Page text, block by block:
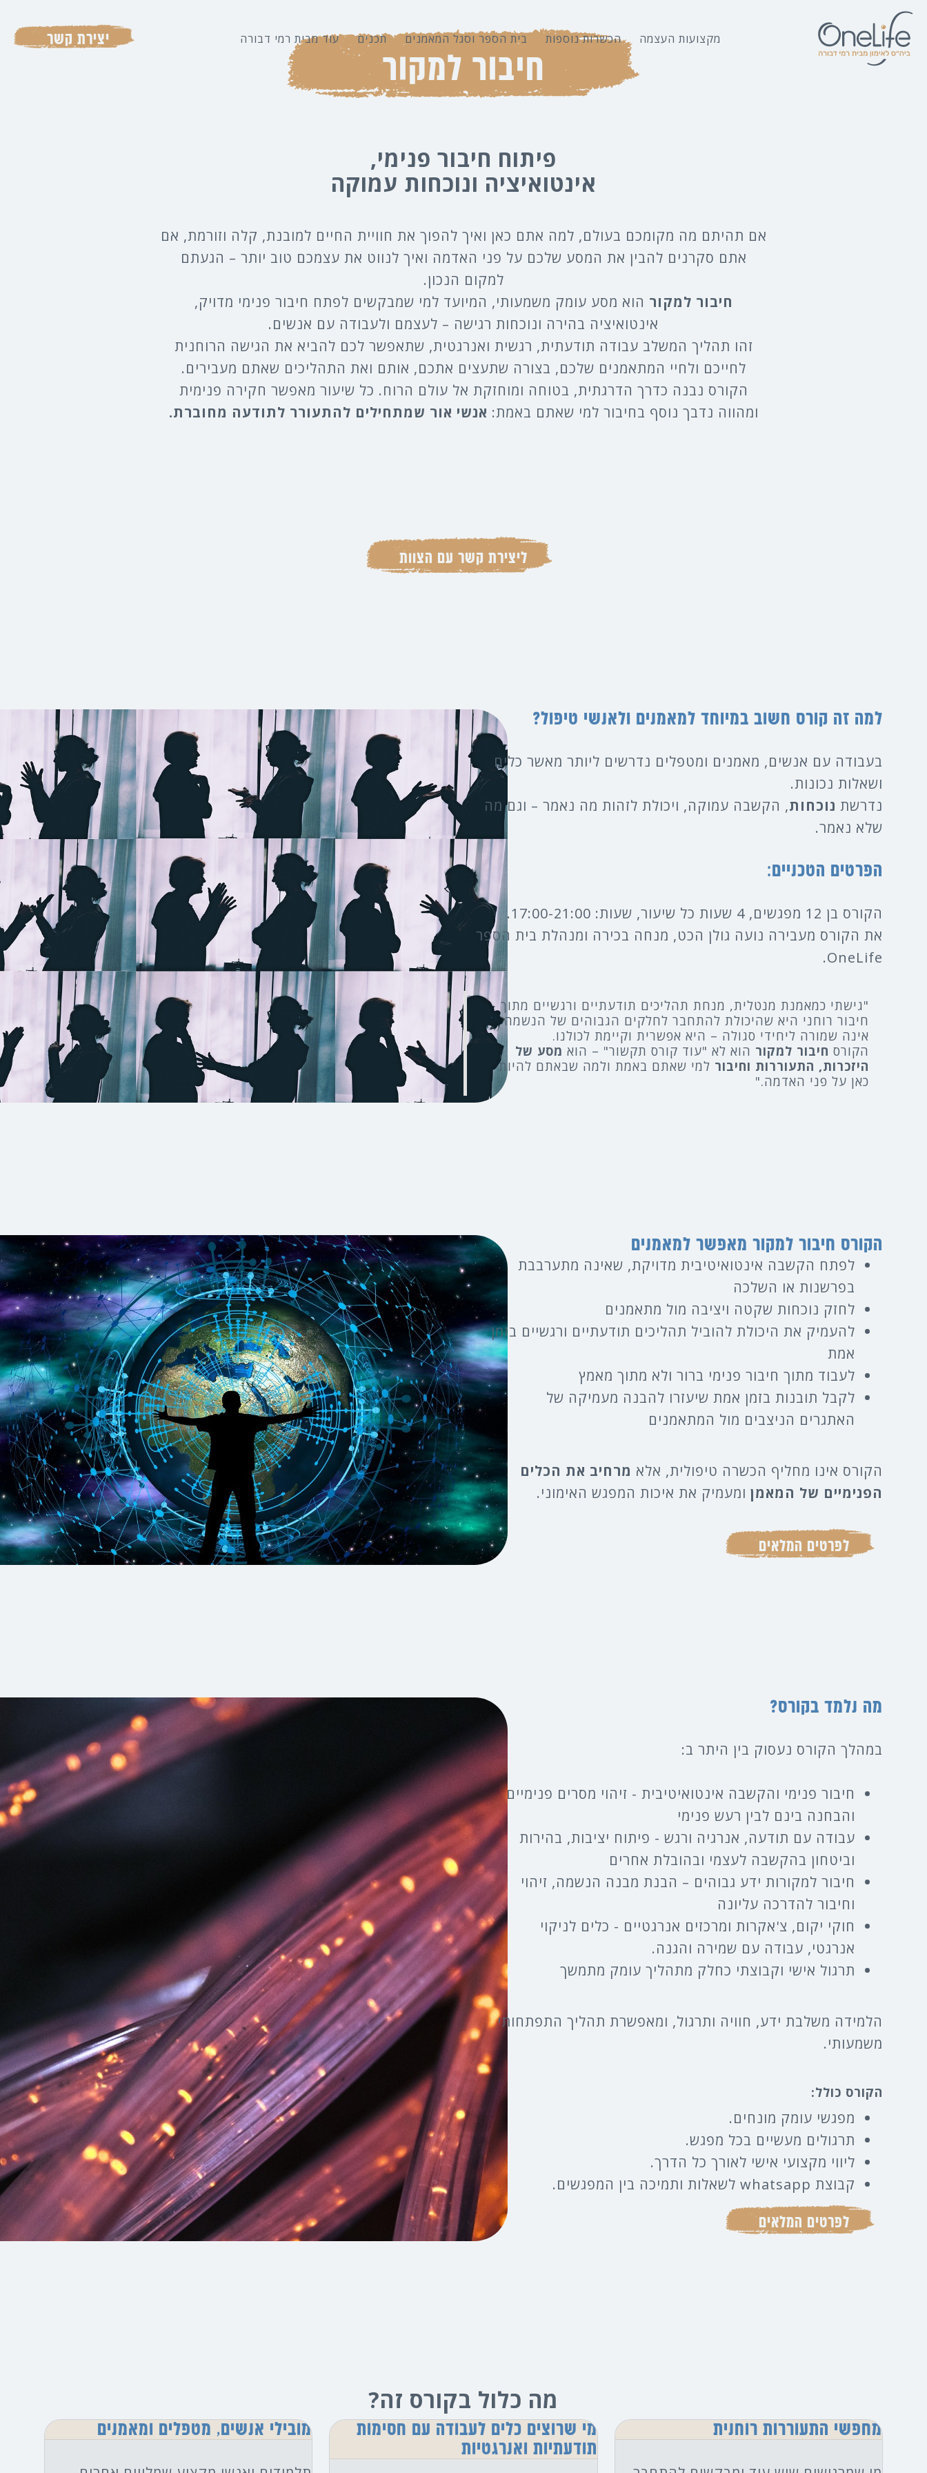
מקצועות העצמה הכשרות נוספות בית הספר וסגל המאמנים תכנים עוד מבית רמי דבורה יצירת קשר
חיבור למקור
פיתוח חיבור פנימי,
אינטואיציה ונוכחות עמוקה
אם תהיתם מה מקומכם בעולם, למה אתם כאן ואיך להפוך את חוויית החיים למובנת, קלה וזורמת, אם
אתם סקרנים להבין את המסע שלכם על פני האדמה ואיך לנווט את עצמכם טוב יותר – הגעתם
למקום הנכון.
חיבור למקור הוא מסע עומק משמעותי, המיועד למי שמבקשים לפתח חיבור פנימי מדויק,
אינטואיציה בהירה ונוכחות רגישה – לעצמם ולעבודה עם אנשים.
זהו תהליך המשלב עבודה תודעתית, רגשית ואנרגטית, שתאפשר לכם להביא את הגישה הרוחנית
לחייכם ולחיי המתאמנים שלכם, בצורה שתעצים אתכם, אותם ואת התהליכים שאתם מעבירים.
הקורס נבנה כדרך הדרגתית, בטוחה ומוחזקת אל עולם הרוח. כל שיעור מאפשר חקירה פנימית
ומהווה נדבך נוסף בחיבור למי שאתם באמת: אנשי אור שמתחילים להתעורר לתודעה מחוברת.
ליצירת קשר עם הצוות
למה זה קורס חשוב במיוחד למאמנים ולאנשי טיפול?
בעבודה עם אנשים, מאמנים ומטפלים נדרשים ליותר מאשר כלים
ושאלות נכונות.
נדרשת נוכחות, הקשבה עמוקה, ויכולת לזהות מה נאמר – וגם מה
שלא נאמר.
הפרטים הטכניים:
הקורס בן 12 מפגשים, 4 שעות כל שיעור, שעות: 17:00-21:00.
את הקורס מעבירה נועה גולן הכט, מנחה בכירה ומנהלת בית הספר
OneLife.
"גישתי כמאמנת מנטלית, מנחת תהליכים תודעתיים ורגשיים מתוך
חיבור רוחני היא שהיכולת להתחבר לחלקים הגבוהים של הנשמה
אינה שמורה ליחידי סגולה – היא אפשרית וקיימת לכולנו.
הקורס חיבור למקור הוא לא "עוד קורס תקשור" – הוא מסע של
היזכרות, התעוררות וחיבור למי שאתם באמת ולמה שבאתם להיות
כאן על פני האדמה."
הקורס חיבור למקור מאפשר למאמנים
לפתח הקשבה אינטואיטיבית מדויקת, שאינה מתערבבת
בפרשנות או השלכה
לחזק נוכחות שקטה ויציבה מול מתאמנים
להעמיק את היכולת להוביל תהליכים תודעתיים ורגשיים בזמן
אמת
לעבוד מתוך חיבור פנימי ברור ולא מתוך מאמץ
לקבל תובנות בזמן אמת שיעזרו להבנה מעמיקה של
האתגרים הניצבים מול המתאמנים
הקורס אינו מחליף הכשרה טיפולית, אלא מרחיב את הכלים
הפנימיים של המאמן ומעמיק את איכות המפגש האימוני.
לפרטים המלאים
מה נלמד בקורס?
במהלך הקורס נעסוק בין היתר ב:
חיבור פנימי והקשבה אינטואיטיבית - זיהוי מסרים פנימיים
והבחנה בינם לבין רעש פנימי
עבודה עם תודעה, אנרגיה ורגש - פיתוח יציבות, בהירות
וביטחון בהקשבה לעצמי ובהובלת אחרים
חיבור למקורות ידע גבוהים – הבנת מבנה הנשמה, זיהוי
וחיבור להדרכה עליונה
חוקי יקום, צ'אקרות ומרכזים אנרגטיים - כלים לניקוי
אנרגטי, עבודה עם שמירה והגנה.
תרגול אישי וקבוצתי כחלק מתהליך עומק מתמשך
הלמידה משלבת ידע, חוויה ותרגול, ומאפשרת תהליך התפתחותי
משמעותי.
הקורס כולל:
מפגשי עומק מונחים.
תרגולים מעשיים בכל מפגש.
ליווי מקצועי אישי לאורך כל הדרך.
קבוצת whatsapp לשאלות ותמיכה בין המפגשים.
לפרטים המלאים
מה כלול בקורס זה?
מחפשי התעוררות רוחנית
מי שרוצים כלים לעבודה עם חסימות
תודעתיות ואנרגטיות
מובילי אנשים, מטפלים ומאמנים